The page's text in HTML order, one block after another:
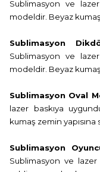
Sublimasyon ve
modeldir. Beyaz
Sublimasyon
Sublimasyon ve
modeldir. Beyaz
Sublimasyon Oval
lazer baskıya
kumaş zemin yapısına
Sublimasyon
Sublimasyon ve lazer